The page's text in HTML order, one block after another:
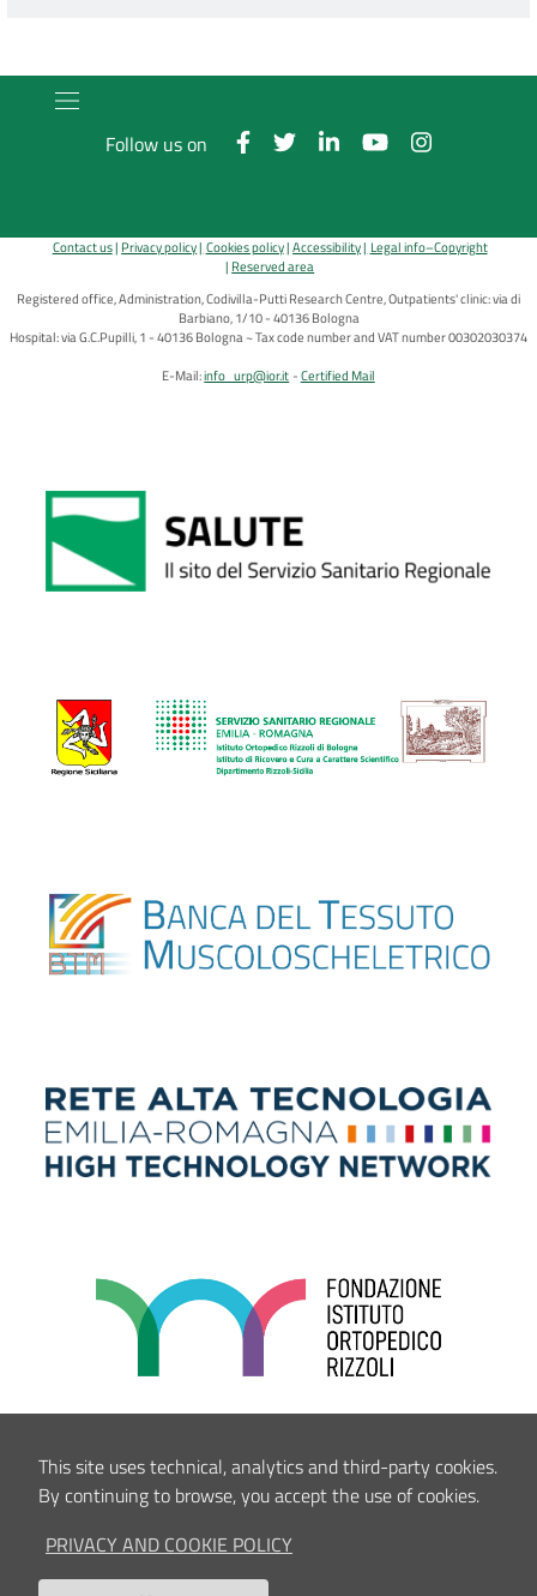
Follow us on
Contact us Privacy policy Cookies policy Accessibility Legal info–Copyright
Reserved area
Registered office, Administration, Codivilla-Putti Research Centre, Outpatients' clinic: via di
Barbiano, 1/10 - 40136 Bologna
Hospital: via G.C.Pupilli, 1 - 40136 Bologna ~ Tax code number and VAT number 00302030374
E-Mail:info_urp@ior.it Certified Mail
This site uses technical, analytics and third-party cookies.
By continuing to browse, you accept the use of cookies.
PRIVACY AND COOKIE POLICY